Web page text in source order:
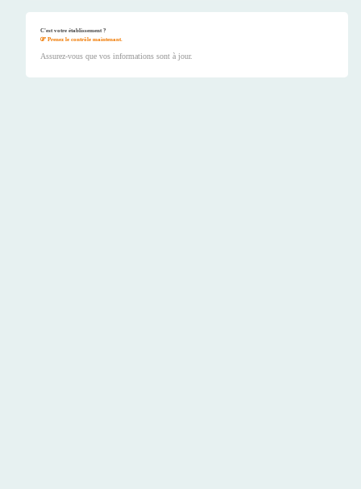
C'est votre établissement ?
Prenez le contrôle maintenant.
Assurez-vous que vos informations sont à jour.